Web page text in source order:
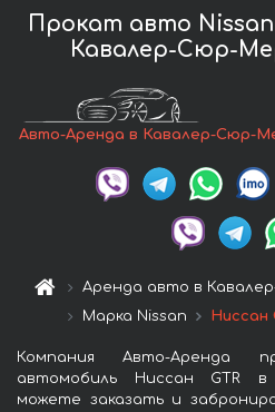
Прокат авто Nissan
Кавалер-Сюр-
Авто-Аренда в Кавалер-Сюр-
Аренда авто в
Марка Nissan
Ниссан
Компания Авто-Аренда
автомобиль Ниссан GTR
можете заказать и